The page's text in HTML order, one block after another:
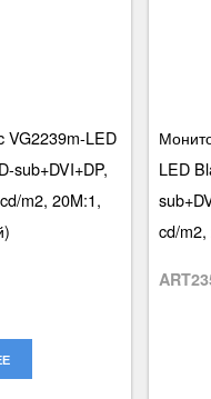
VG2239m-LED
sub+DVI+DP,
m2, 20M:1,
LED
cd/m2,